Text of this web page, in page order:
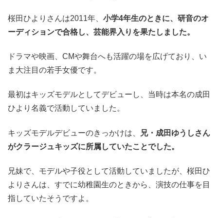
桜田ひよりさんは2011年、 小学4年生のときに、研音のオ
ーディションで合格し、芸能界入りを果たしました。
ドラマや映画、CMや舞台へも活躍の場を広げており、い
ま大注目の若手女優です。
最初はキッズモデルとしてデビューし、当時は本名の成田
ひより名義で活動していました。
キッズモデルデビューのきっかけは、
兄・成田ゆうしさん
がクラージュキッズに所属していたことでした。
兄妹で、モデルや子役として活動していましたが、桜田ひ
よりさんは、すでに幼稚園生のときから、演技の仕事を目
指していたそうですよ。